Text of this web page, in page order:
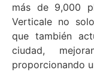
más de 9,000
Verticale no
que también
ciudad,
proporcionando